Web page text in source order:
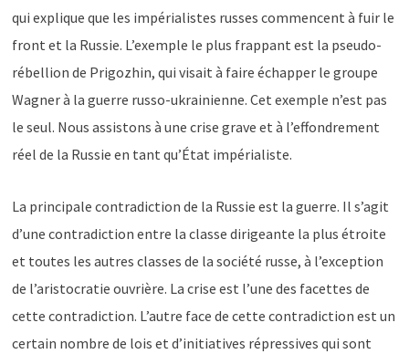
qui explique que les impérialistes russes commencent à fuir le
front et la Russie. L’exemple le plus frappant est la pseudo-
rébellion de Prigozhin, qui visait à faire échapper le groupe
Wagner à la guerre russo-ukrainienne. Cet exemple n’est pas
le seul. Nous assistons à une crise grave et à l’effondrement
réel de la Russie en tant qu’État impérialiste.
La principale contradiction de la Russie est la guerre. Il s’agit
d’une contradiction entre la classe dirigeante la plus étroite
et toutes les autres classes de la société russe, à l’exception
de l’aristocratie ouvrière. La crise est l’une des facettes de
cette contradiction. L’autre face de cette contradiction est un
certain nombre de lois et d’initiatives répressives qui sont